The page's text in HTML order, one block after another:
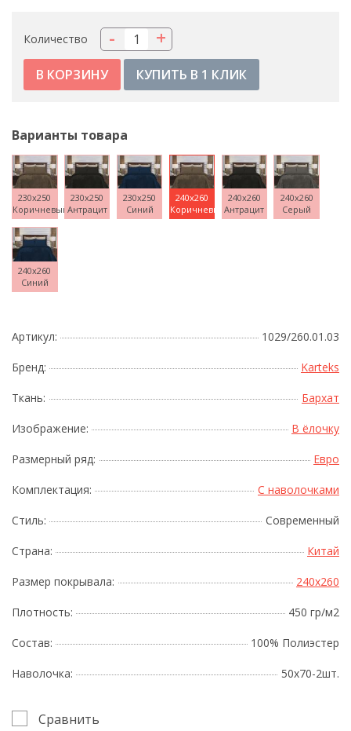
Количество +
-
КУПИТЬ В 1 КЛИК
Варианты товара
230x250
Коричневый
230x250
Антрацит
230x250
Синий
240x260
Коричневый
240x260
Антрацит
240x260
Серый
240x260
Синий
Артикул: 1029/260.01.03
Бренд: Karteks
Ткань: Бархат
Изображение: В ёлочку
Размерный ряд: Евро
Комплектация: С наволочками
Стиль: Современный
Страна: Китай
Размер покрывала: 240x260
Плотность: 450 гр/м2
Состав: 100% Полиэстер
Наволочка: 50х70-2шт.
Сравнить